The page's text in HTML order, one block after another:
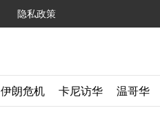
隐私政策
伊朗危机 卡尼访华 温哥华